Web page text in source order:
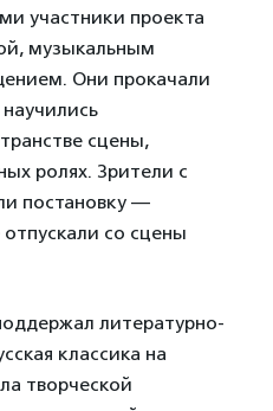
участники проекта
музыкальным
Они прокачали
сцены,
ролях. Зрители с
постановку —
со сцены
литературно-
классика на
творческой